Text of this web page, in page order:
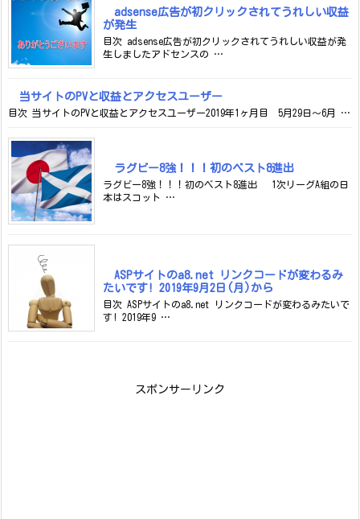
adsense広告が初クリックされてうれしい収益
が発生
目次 adsense広告が初クリックされてうれしい収益が発
生しましたアドセンスの …
当サイトのPVと収益とアクセスユーザー
目次 当サイトのPVと収益とアクセスユーザー2019年1ヶ月目 5月29日～6月 …
ラグビー8強！！！初のベスト8進出
ラグビー8強！！！初のベスト8進出 1次リーグA組の日
本はスコット …
ASPサイトのa8.net リンクコードが変わるみ
たいです! 2019年9月2日(月)から
目次 ASPサイトのa8.net リンクコードが変わるみたいで
す! 2019年9 …
スポンサーリンク